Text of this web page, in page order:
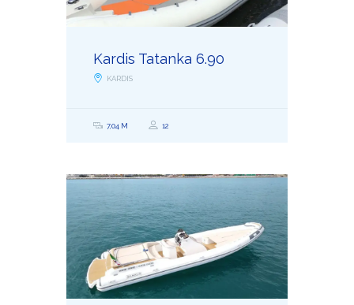
Kardis Tatanka 6.90
KARDIS
7,04 M 12